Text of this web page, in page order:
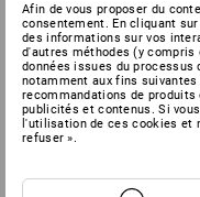
SERVICE
ENTREPRISES
Afin de vous proposer du
consentement. En cliquant
des informations sur vos
d'autres méthodes (y compris
données issues du processus
notamment aux fins
recommandations de produits
publicités et contenus. Si
l'utilisation de ces cookies et
refuser ».